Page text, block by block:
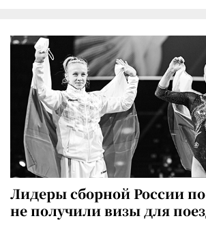
Лидеры сборной России
не получили визы для